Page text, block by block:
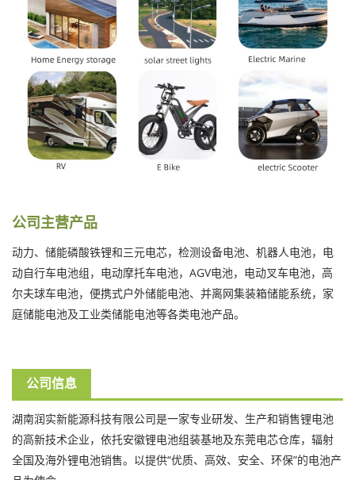
公司主营产品
动力、储能磷酸铁锂和三元电芯，检测设备电池、机器人电池，电
动自行车电池组，电动摩托车电池，AGV电池，电动叉车电池，高
尔夫球车电池，便携式户外储能电池、并离网集装箱储能系统，家
庭储能电池及工业类储能电池等各类电池产品。
公司信息
湖南润实新能源科技有限公司是一家专业研发、生产和销售锂电池
的高新技术企业，依托安徽锂电池组装基地及东莞电芯仓库，辐射
全国及海外锂电池销售。以提供“优质、高效、安全、环保”的电池产